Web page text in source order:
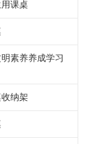
课桌
素养养成学习
纳架